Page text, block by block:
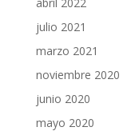
julio 2021
marzo 2021
noviembre 2020
junio 2020
mayo 2020